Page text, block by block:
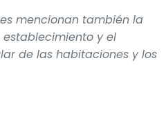
mencionan también la
y el
de las habitaciones y los